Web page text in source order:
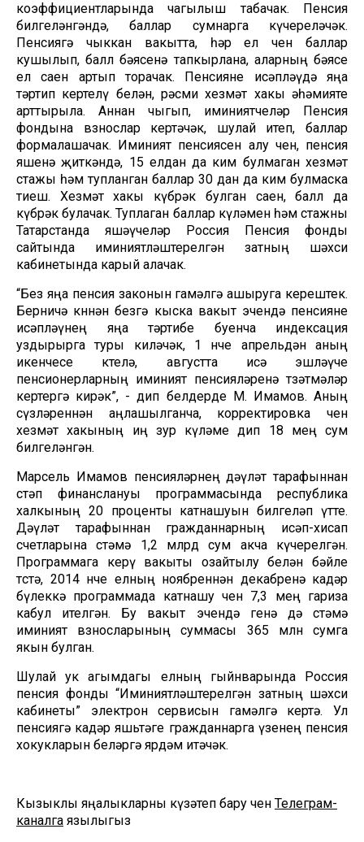
коэффициентларында чагылыш табачак. Пенсия
билгеләнгәндә, баллар сумнарга күчереләчәк.
Пенсиягә чыккан вакытта, һәр ел өчен баллар
кушылып, балл бәясенә тапкырлана, аларның бәясе
ел саен артып торачак. Пенсияне исәпләүдә яңа
тәртип кертелү белән, рәсми хезмәт хакы әһәмияте
арттырыла. Аннан чыгып, иминиятчеләр Пенсия
фондына взнослар кертәчәк, шулай итеп, баллар
формалашачак. Иминият пенсиясен алу өчен, пенсия
яшенә җиткәндә, 15 елдан да ким булмаган хезмәт
стажы һәм тупланган баллар 30 дан да ким булмаска
тиеш. Хезмәт хакы күбрәк булган саен, балл да
күбрәк булачак. Туплаган баллар күләмен һәм стажны
Татарстанда яшәүчеләр Россия Пенсия фонды
сайтында иминиятләштерелгән затның шәхси
кабинетында карый алачак.
“Без яңа пенсия законын гамәлгә ашыруга керештек.
Берничә көннән безгә кыска вакыт эчендә пенсияне
исәпләүнең яңа тәртибе буенча индексация
уздырырга туры киләчәк, 1 нче апрельдән аның
икенчесе көтелә, августта исә эшләүче
пенсионерларның иминият пенсияләренә төзәтмәләр
кертергә кирәк”, - дип белдерде М. Имамов. Аның
сүзләреннән аңлашылганча, корректировка өчен
хезмәт хакының иң зур күләме дип 18 мең сум
билгеләнгән.
Марсель Имамов пенсияләрнең дәүләт тарафыннан
өстәп финанслануы программасында республика
халкының 20 проценты катнашуын билгеләп үтте.
Дәүләт тарафыннан гражданнарның исәп-хисап
счетларына өстәмә 1,2 млрд сум акча күчерелгән.
Программага керү вакыты озайтылу белән бәйле
төстә, 2014 нче елның ноябреннән декабренә кадәр
бүлеккә программада катнашу өчен 7,3 мең гариза
кабул ителгән. Бу вакыт эчендә генә дә өстәмә
иминият взносларының суммасы 365 млн сумга
якын булган.
Шулай ук агымдагы елның гыйнварында Россия
пенсия фонды “Иминиятләштерелгән затның шәхси
кабинеты” электрон сервисын гамәлгә кертә. Ул
пенсиягә кадәр яшьтәге гражданнарга үзенең пенсия
хокукларын беләргә ярдәм итәчәк.
Кызыклы яңалыкларны күзәтеп бару өчен Телеграм-
каналга язылыгыз